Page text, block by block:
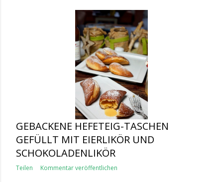
GEBACKENE HEFETEIG-TASCHEN
GEFÜLLT MIT EIERLIKÖR UND
SCHOKOLADENLIKÖR
Teilen Kommentar veröffentlichen